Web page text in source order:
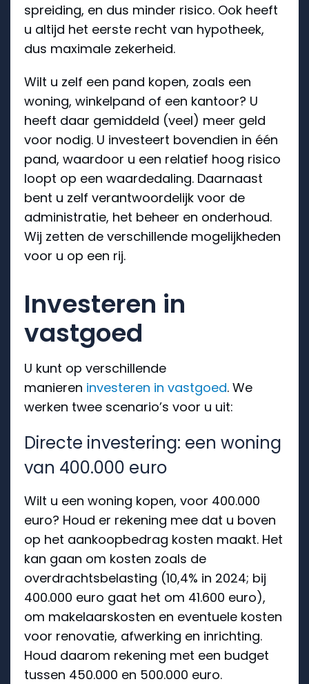
spreiding, en dus minder risico. Ook heeft
u altijd het eerste recht van hypotheek,
dus maximale zekerheid.
Wilt u zelf een pand kopen, zoals een
woning, winkelpand of een kantoor? U
heeft daar gemiddeld (veel) meer geld
voor nodig. U investeert bovendien in één
pand, waardoor u een relatief hoog risico
loopt op een waardedaling. Daarnaast
bent u zelf verantwoordelijk voor de
administratie, het beheer en onderhoud.
Wij zetten de verschillende mogelijkheden
voor u op een rij.
Investeren in
vastgoed
U kunt op verschillende
manieren investeren in vastgoed. We
werken twee scenario’s voor u uit:
Directe investering: een woning
van 400.000 euro
Wilt u een woning kopen, voor 400.000
euro? Houd er rekening mee dat u boven
op het aankoopbedrag kosten maakt. Het
kan gaan om kosten zoals de
overdrachtsbelasting (10,4% in 2024; bij
400.000 euro gaat het om 41.600 euro),
om makelaarskosten en eventuele kosten
voor renovatie, afwerking en inrichting.
Houd daarom rekening met een budget
tussen 450.000 en 500.000 euro.